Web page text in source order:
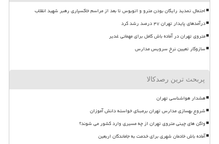
احتمال تمدید رایگان بودن مترو و اتوبوس تا بعد از مراسم خاکسپاری رهبر شهید انقلاب
درآمدهای پایدار تهران ۴۷ درصد رشد کرد
متروی تهران در آماده باش کامل برای مهمانی غدیر
سازوکار تعیین نرخ سرویس مدارس
پربحث ترین رصدکالا
هشدار هواشناسی تهران
شروع بهسازی مدارس تهران برمبنای خواسته دانش آموزان
واگن های چینی متروی تهران از چه مسیری وارد کشور می شوند؟
آماده باش خادمان شهری برای خدمت به جاماندگان اربعین